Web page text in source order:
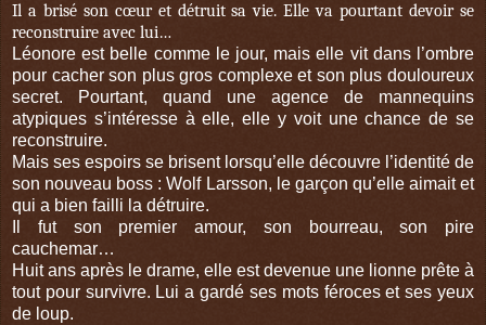
Il a brisé son cœur et détruit sa vie. Elle va pourtant devoir se
reconstruire avec lui…
Léonore est belle comme le jour, mais elle vit dans l’ombre
pour cacher son plus gros complexe et son plus douloureux
secret. Pourtant, quand une agence de mannequins
atypiques s’intéresse à elle, elle y voit une chance de se
reconstruire.
Mais ses espoirs se brisent lorsqu’elle découvre l’identité de
son nouveau boss : Wolf Larsson, le garçon qu’elle aimait et
qui a bien failli la détruire.
Il fut son premier amour, son bourreau, son pire
cauchemar…
Huit ans après le drame, elle est devenue une lionne prête à
tout pour survivre. Lui a gardé ses mots féroces et ses yeux
de loup.